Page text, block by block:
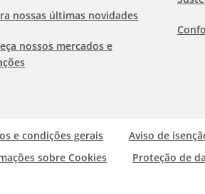
nossas últimas novidades
nossos mercados e
e condições gerais
Aviso de
sobre Cookies
Proteção de